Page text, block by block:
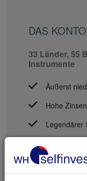
DAS
33 Länder, 55
Instrumente
Äußerst
Hohe
Legendärer
Ich